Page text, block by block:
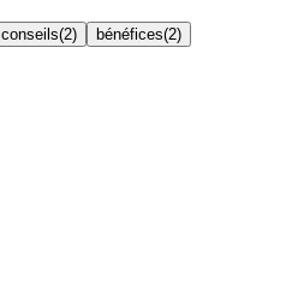
conseils(2) bénéfices(2)